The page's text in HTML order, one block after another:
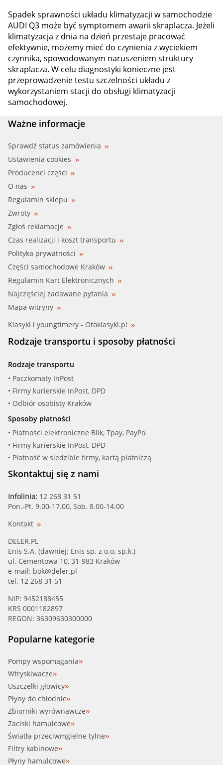
Spadek sprawności układu klimatyzacji w samochodzie
AUDI Q3 może być symptomem awarii skraplacza. Jeżeli
klimatyzacja z dnia na dzień przestaje pracować
efektywnie, możemy mieć do czynienia z wyciekiem
czynnika, spowodowanym naruszeniem struktury
skraplacza. W celu diagnostyki konieczne jest
przeprowadzenie testu szczelności układu z
wykorzystaniem stacji do obsługi klimatyzacji
samochodowej.
Ważne informacje
Sprawdź status zamówienia
Ustawienia cookies
Producenci części
O nas
Regulamin sklepu
Zwroty
Zgłoś reklamacje
Czas realizacji i koszt transportu
Polityka prywatności
Części samochodowe Kraków
Regulamin Kart Elektronicznych
Najczęściej zadawane pytania
Mapa witryny
Klasyki i youngtimery - Otoklasyki.pl
Rodzaje transportu i sposoby płatności
Rodzaje transportu
• Paczkomaty InPost
• Firmy kurierskie InPost, DPD
• Odbiór osobisty Kraków
Sposoby płatności
• Płatności elektroniczne Blik, Tpay, PayPo
• Firmy kurierskie InPost, DPD
• Płatność w siedzibie firmy, kartą płatniczą
Skontaktuj się z nami
Infolinia: 12 268 31 51
Pon.-Pt. 9.00-17.00, Sob. 8.00-14.00
Kontakt
DELER.PL
Enis S.A. (dawniej: Enis sp. z o.o. sp.k.)
ul. Cementowa 10, 31-983 Kraków
e-mail: bok@deler.pl
tel. 12 268 31 51
NIP: 9452188455
KRS 0001182897
REGON: 36309630300000
Popularne kategorie
Pompy wspomagania
Wtryskiwacze
Uszczelki głowicy
Płyny do chłodnic
Zbiorniki wyrównawcze
Zaciski hamulcowe
Światła przeciwmgielne tylne
Filtry kabinowe
Płyny hamulcowe